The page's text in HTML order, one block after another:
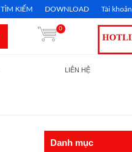
TÌM KIẾM DOWNLOAD Tài khoản
0
LIÊN HỆ
Danh mục